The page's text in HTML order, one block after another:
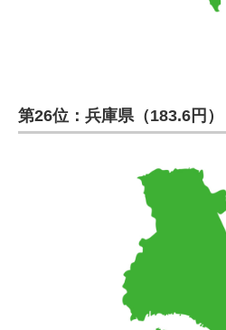
第26位：兵庫県（183.6円）